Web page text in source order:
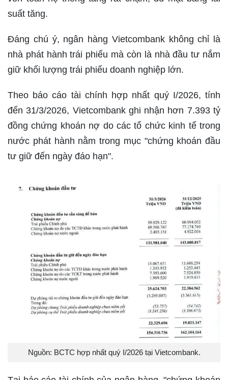
suất tăng.
Đáng chú ý, ngân hàng Vietcombank không chỉ là
nhà phát hành trái phiếu mà còn là nhà đầu tư nắm
giữ khối lượng trái phiếu doanh nghiệp lớn.
Theo báo cáo tài chính hợp nhất quý I/2026, tính
đến 31/3/2026, Vietcombank ghi nhận hơn 7.393 tỷ
đồng chứng khoán nợ do các tổ chức kinh tế trong
nước phát hành nằm trong mục "chứng khoán đầu
tư giữ đến ngày đáo hạn".
Nguồn: BCTC hợp nhất quý I/2026 tại Vietcombank.